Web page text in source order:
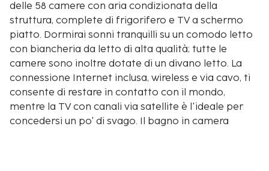
delle 58 camere con aria condizionata della
struttura, complete di frigorifero e TV a schermo
piatto. Dormirai sonni tranquilli su un comodo letto
con biancheria da letto di alta qualità; tutte le
camere sono inoltre dotate di un divano letto. La
connessione Internet inclusa, wireless e via cavo, ti
consente di restare in contatto con il mondo,
mentre la TV con canali via satellite è l'ideale per
concedersi un po' di svago. Il bagno in camera